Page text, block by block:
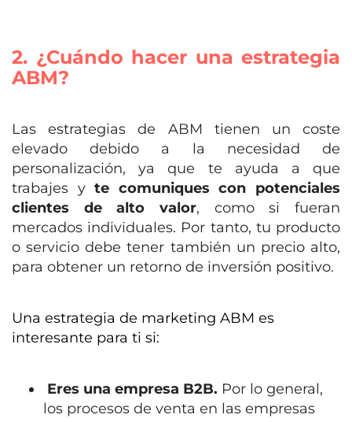
2. ¿Cuándo hacer una estrategia
ABM?
Las estrategias de ABM tienen un coste
elevado debido a la necesidad de
personalización, ya que te ayuda a que
trabajes yte comuniques con potenciales
clientes de alto valor, como si fueran
mercados individuales. Por tanto, tu producto
o servicio debe tener también un precio alto,
para obtener un retorno de inversión positivo.
Una estrategia de marketing ABM es
interesante para ti si:
Eres una empresa B2B. Por lo general,
los procesos de venta en las empresas